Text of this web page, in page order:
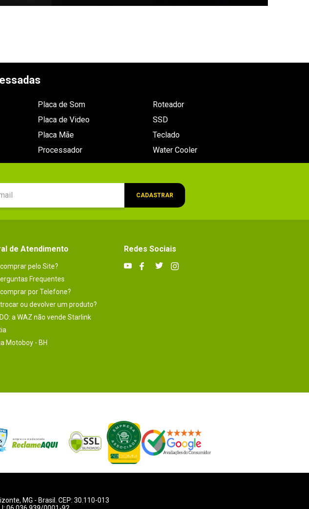
Placa de Som
Placa de Video
Placa Mãe
Processador
Roteador
SSD
Teclado
Water Cooler
CADASTRAR
de Atendimento
pelo Site?
Frequentes
por Telefone?
ou devolver um produto?
a WAZ não vende Starlink
Motoboy - BH
Redes Sociais
, MG - Brasil. CEP: 30.110-013